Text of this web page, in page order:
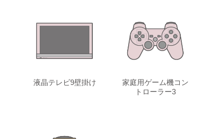
液晶テレビ9壁掛け
家庭用ゲーム機コン
トローラー3